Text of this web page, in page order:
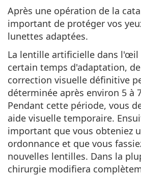
Après une opération de la
important de protéger vos
lunettes adaptées.
La lentille artificielle dans l'œil
certain temps d'adaptation,
correction visuelle définitive
déterminée après environ 5 à
Pendant cette période, vous
aide visuelle temporaire.
important que vous obteniez
ordonnance et que vous
nouvelles lentilles. Dans la
chirurgie modifiera